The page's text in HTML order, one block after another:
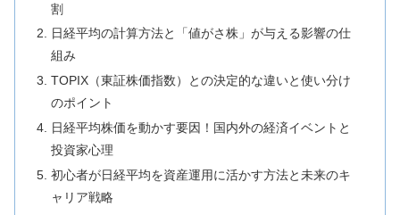
割
日経平均の計算方法と「値がさ株」が与える影響の仕
組み
TOPIX（東証株価指数）との決定的な違いと使い分け
のポイント
日経平均株価を動かす要因！国内外の経済イベントと
投資家心理
初心者が日経平均を資産運用に活かす方法と未来のキ
ャリア戦略